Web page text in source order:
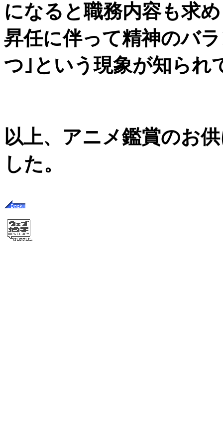
になると職務内容も求
昇任に伴って精神のバ
つ｣という現象が知られ
以上、アニメ鑑賞のお
した。